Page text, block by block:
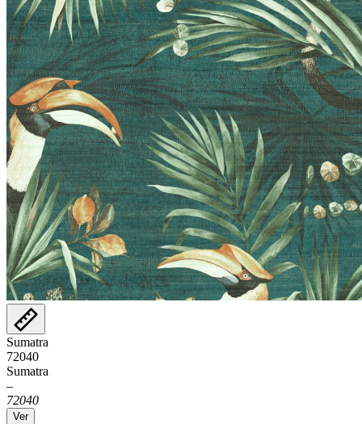
Sumatra
72040
Sumatra
–
72040
Ver